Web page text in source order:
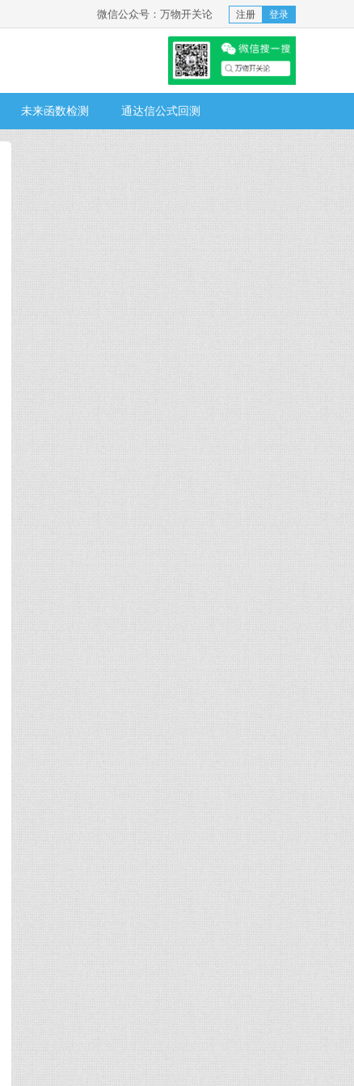
微信公众号：万物开关论 注册 登录
未来函数检测 通达信公式回测